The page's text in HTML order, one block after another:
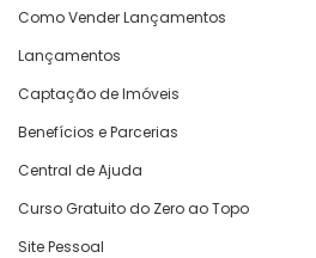
Como Vender Lançamentos
Lançamentos
Captação de Imóveis
Benefícios e Parcerias
Central de Ajuda
Curso Gratuito do Zero ao Topo
Site Pessoal